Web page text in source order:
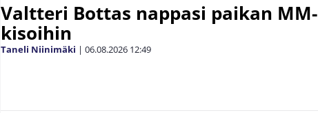
Valtteri Bottas nappasi paikan MM-
kisoihin
Taneli Niinimäki | 06.08.2026 12:49